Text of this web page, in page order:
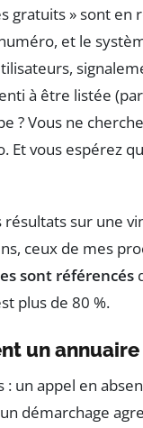
gratuits » sont en
et le
à être listée
? Vous ne
vous espérez
résultats sur une
ceux de mes
sont référencés
plus de 80 %.
un
un appel en
démarchage